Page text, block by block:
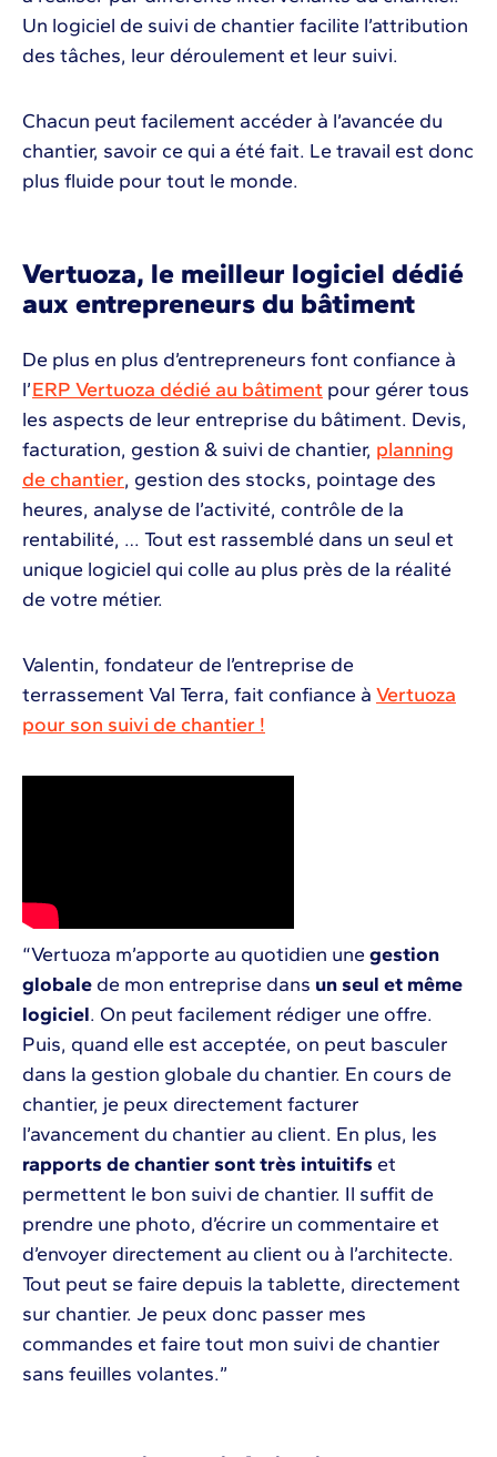
Un logiciel de suivi de chantier facilite l’attribution
des tâches, leur déroulement et leur suivi.
Chacun peut facilement accéder à l’avancée du
chantier, savoir ce qui a été fait. Le travail est donc
plus fluide pour tout le monde.
Vertuoza, le meilleur logiciel dédié
aux entrepreneurs du bâtiment
De plus en plus d’entrepreneurs font confiance à
l’ERP Vertuoza dédié au bâtiment pour gérer tous
les aspects de leur entreprise du bâtiment. Devis,
facturation, gestion & suivi de chantier, planning
de chantier, gestion des stocks, pointage des
heures, analyse de l’activité, contrôle de la
rentabilité, … Tout est rassemblé dans un seul et
unique logiciel qui colle au plus près de la réalité
de votre métier.
Valentin, fondateur de l’entreprise de
terrassement Val Terra, fait confiance à Vertuoza
pour son suivi de chantier !
“Vertuoza m’apporte au quotidien une gestion
globale de mon entreprise dans un seul et même
logiciel. On peut facilement rédiger une offre.
Puis, quand elle est acceptée, on peut basculer
dans la gestion globale du chantier. En cours de
chantier, je peux directement facturer
l’avancement du chantier au client. En plus, les
rapports de chantier sont très intuitifs et
permettent le bon suivi de chantier. Il suffit de
prendre une photo, d’écrire un commentaire et
d’envoyer directement au client ou à l’architecte.
Tout peut se faire depuis la tablette, directement
sur chantier. Je peux donc passer mes
commandes et faire tout mon suivi de chantier
sans feuilles volantes.”